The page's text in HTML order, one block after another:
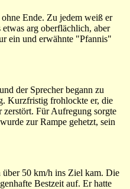
Ende. Zu jedem weiß er
arg oberflächlich, aber
ein und erwähnte "Pfannis"
der Sprecher begann zu
Kurzfristig frohlockte er, die
Für Aufregung sorgte
zur Rampe gehetzt, sein
50 km/h ins Ziel kam. Die
Bestzeit auf. Er hatte